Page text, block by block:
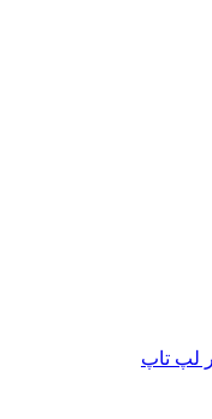
لپ تاپ